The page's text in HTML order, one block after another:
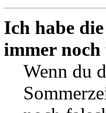
Ich habe
immer noch
Wenn du